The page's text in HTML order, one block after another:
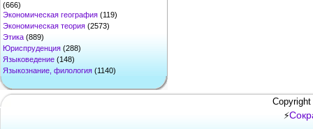
(666)
Экономическая география (119)
Экономическая теория (2573)
Этика (889)
Юриспруденция (288)
Языковедение (148)
Языкознание, филология (1140)
⚡